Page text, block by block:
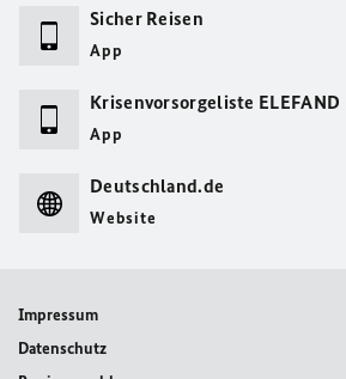
Sicher Reisen
App
Krisenvorsorgeliste ELEFAND
App
Deutschland.de
Website
Impressum
Datenschutz